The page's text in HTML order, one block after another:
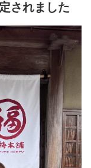
されました